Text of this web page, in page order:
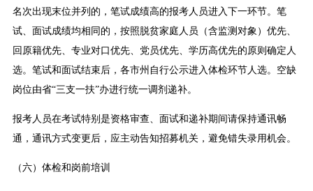
名次出现末位并列的，笔试成绩高的报考人员进入下一环节。笔
试、面试成绩均相同的，按照脱贫家庭人员（含监测对象）优先、
回原籍优先、专业对口优先、党员优先、学历高优先的原则确定人
选。笔试和面试结束后，各市州自行公示进入体检环节人选。空缺
岗位由省“三支一扶”办进行统一调剂递补。
报考人员在考试特别是资格审查、面试和递补期间请保持通讯畅
通，通讯方式变更后，应主动告知招募机关，避免错失录用机会。
（六）体检和岗前培训